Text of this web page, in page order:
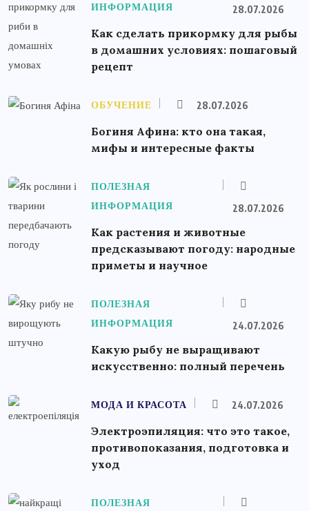
ИНФОРМАЦИЯ
28.07.2026
Как сделать прикормку для рыбы
в домашних условиях: пошаговый
рецепт
ОБУЧЕНИЕ 28.07.2026
Богиня Афина: кто она такая,
мифы и интересные факты
ПОЛЕЗНАЯ
ИНФОРМАЦИЯ
28.07.2026
Как растения и животные
предсказывают погоду: народные
приметы и научное
ПОЛЕЗНАЯ
ИНФОРМАЦИЯ
24.07.2026
Какую рыбу не выращивают
искусственно: полный перечень
МОДА И КРАСОТА 24.07.2026
Электроэпиляция: что это такое,
противопоказания, подготовка и
уход
ПОЛЕЗНАЯ